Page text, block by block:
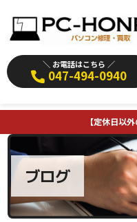
＼ お電話はこちら ／
047-494-0940
【定休日以
ブログ